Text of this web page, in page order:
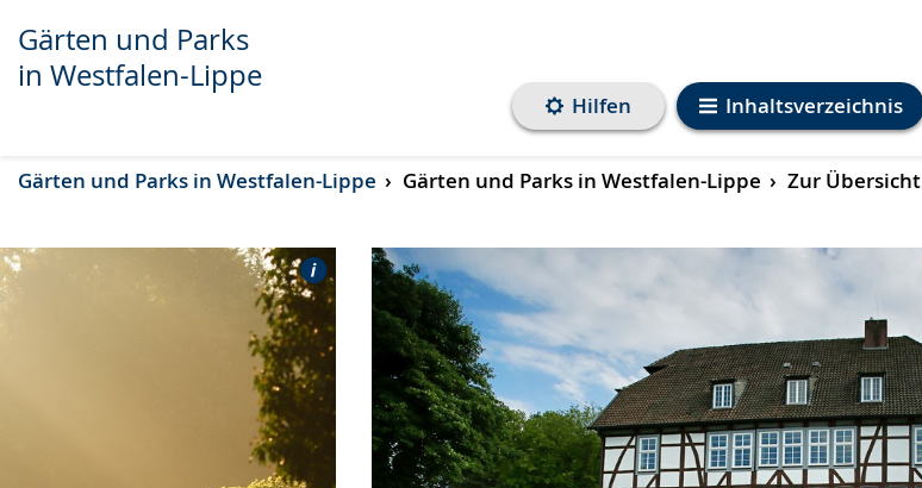
Transkript anzeigen
Abspielen
Pausieren
Gärten und Parks
in Westfalen-Lippe
Inhaltsverzeichnis
Hilfen
Gärten und Parks in Westfalen-Lippe Gärten und Parks in Westfalen-Lippe Zur Übersicht